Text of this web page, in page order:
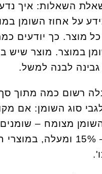
השאלות: איך נדע
על אחוז השומן
גבינה לבנה למשל.
רשום כמה מתוך סך
סוג השומן: אם
מצומח – שומנים